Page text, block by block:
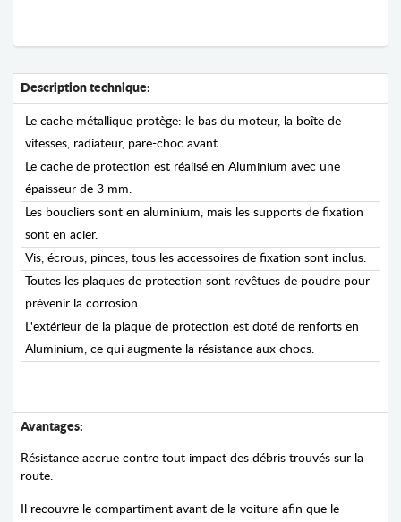
Description technique:
Le cache métallique protège: le bas du moteur, la boîte de
vitesses, radiateur, pare-choc avant
Le cache de protection est réalisé en Aluminium avec une
épaisseur de 3 mm.
Les boucliers sont en aluminium, mais les supports de fixation
sont en acier.
Vis, écrous, pinces, tous les accessoires de fixation sont inclus.
Toutes les plaques de protection sont revêtues de poudre pour
prévenir la corrosion.
L'extérieur de la plaque de protection est doté de renforts en
Aluminium, ce qui augmente la résistance aux chocs.
Avantages:
Résistance accrue contre tout impact des débris trouvés sur la
route.
Il recouvre le compartiment avant de la voiture afin que le